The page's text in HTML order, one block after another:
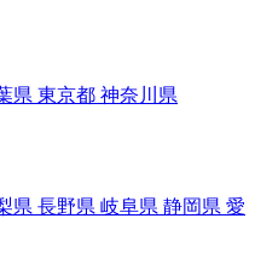
県 東京都 神奈川県
県 長野県 岐阜県 静岡県 愛